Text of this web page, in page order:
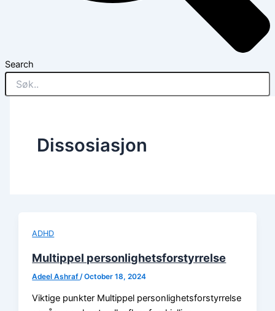
Search
Dissosiasjon
ADHD
Multippel personlighetsforstyrrelse
Adeel Ashraf /October 18, 2024
Viktige punkter Multippel personlighetsforstyrrelse